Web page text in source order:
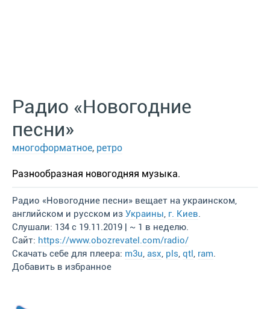
Радио «Новогодние
песни»
многоформатное, ретро
Разнообразная новогодняя музыка.
Радио «Новогодние песни» вещает на украинском,
английском и русском из Украины, г. Киев.
Слушали: 134 с 19.11.2019 | ~ 1 в неделю.
Сайт: https://www.obozrevatel.com/radio/
Скачать себе для плеера: m3u, asx, pls, qtl, ram.
Добавить в избранное